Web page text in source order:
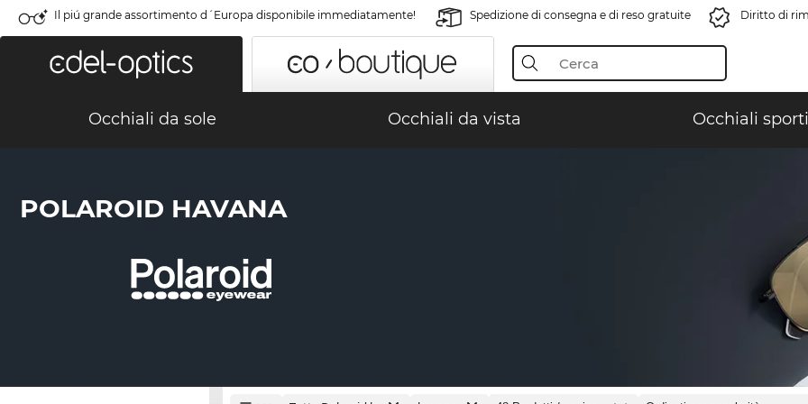
Il piú grande assortimento d´Europa disponibile immediatamente! Spedizione di consegna e di reso gratuite Diritto di
Occhiali da sole Occhiali da vista Occhiali
POLAROID HAVANA